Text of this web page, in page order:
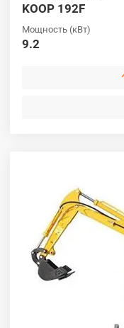
KOOP 192F
Мощность (кВт)
9.2